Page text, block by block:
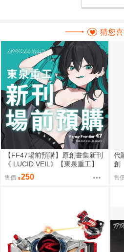
猜您
【FF47場前預購】原創畫集新刊
《 LUCID VEIL》【東泉重工】
售價 250
代
創
售